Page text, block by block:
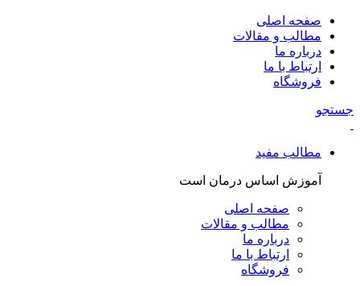
صفحه اصلی
مطالب و مقالات
درباره ما
ارتباط با ما
فروشگاه
جستجو
مطالب مفید
آموزش اساس درمان است
صفحه اصلی
مطالب و مقالات
درباره ما
ارتباط با ما
فروشگاه